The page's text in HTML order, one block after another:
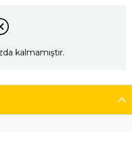
kalmamıştır.